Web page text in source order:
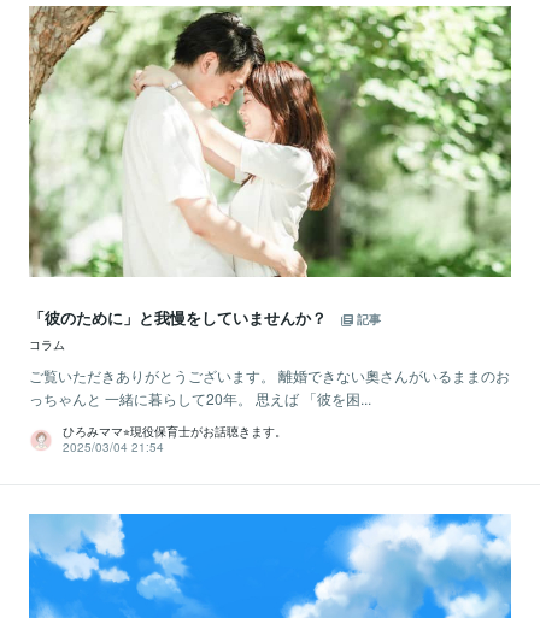
「彼のために」と我慢をしていませんか？
記事
コラム
ご覧いただきありがとうございます。 離婚できない奧さんがいるままのお
っちゃんと 一緒に暮らして20年。 思えば 「彼を困...
ひろみママ⭐︎現役保育士がお話聴きます。
2025/03/04 21:54